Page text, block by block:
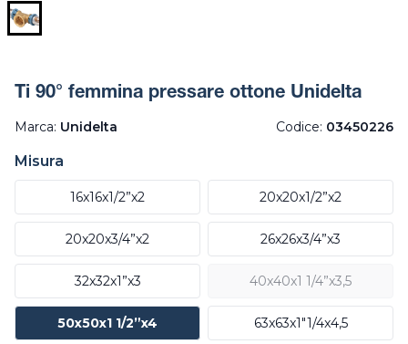
Ti 90° femmina pressare ottone Unidelta
Marca: Unidelta Codice: 03450226
Misura
16x16x1/2”x2 20x20x1/2”x2
20x20x3/4”x2 26x26x3/4”x3
32x32x1”x3 40x40x1 1/4”x3,5
50x50x1 1/2”x4 63x63x1"1/4x4,5